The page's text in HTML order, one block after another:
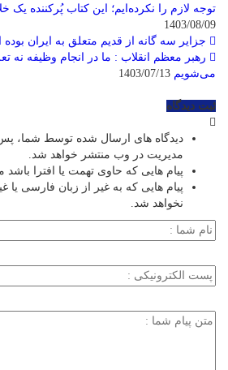
توجه لازم را نکرده‌ایم؛ این کتاب پُرکننده‌ یک
1403/08/09
جزایر سه گانه از قدیم متعلق به ایران
رهبر معظم انقلاب : ما در انجام وظیفه نه
می‌شویم
ثبت دیدگاه
دیدگاه های ارسال شده توسط شما، پس
مدیریت در وب منتشر خواهد شد.
پیام هایی که حاوی تهمت یا افترا باشد
پیام هایی که به غیر از زبان فارسی یا
نخواهد شد.